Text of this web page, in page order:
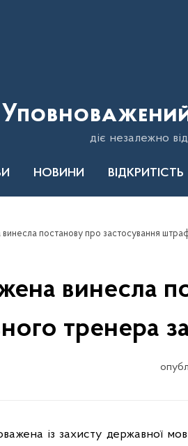
діє незалежно
НОВИНИ ВІДКРИТІСТЬ
винесла
тренера